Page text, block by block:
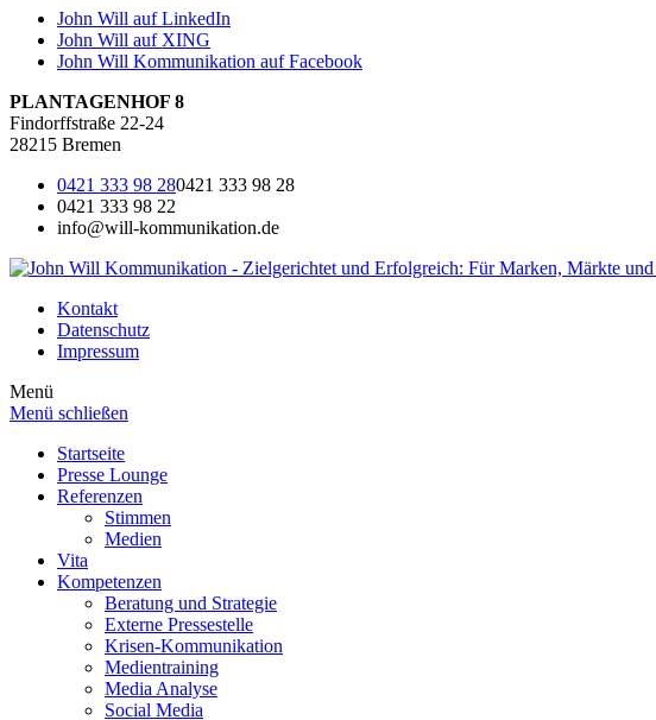
John Will auf LinkedIn
John Will auf XING
John Will Kommunikation auf Facebook
PLANTAGENHOF 8
Findorffstraße 22-24
28215 Bremen
0421 333 98 280421 333 98 28
0421 333 98 22
info@will-kommunikation.de
Kontakt
Datenschutz
Impressum
Menü
Menü schließen
Startseite
Presse Lounge
Referenzen
Stimmen
Medien
Vita
Kompetenzen
Beratung und Strategie
Externe Pressestelle
Krisen-Kommunikation
Medientraining
Media Analyse
Social Media